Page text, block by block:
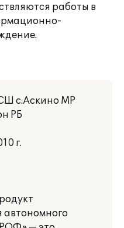
работы в
с.Аскино МР
РБ
г.
автономного